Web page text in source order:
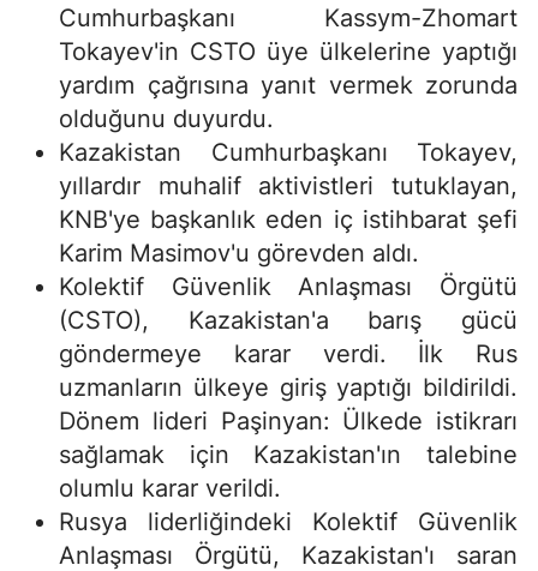
Cumhurbaşkanı Kassym-Zhomart
Tokayev'in CSTO üye ülkelerine yaptığı
yardım çağrısına yanıt vermek zorunda
olduğunu duyurdu.
Kazakistan Cumhurbaşkanı Tokayev,
yıllardır muhalif aktivistleri tutuklayan,
KNB'ye başkanlık eden iç istihbarat şefi
Karim Masimov'u görevden aldı.
Kolektif Güvenlik Anlaşması Örgütü
(CSTO), Kazakistan'a barış gücü
göndermeye karar verdi. İlk Rus
uzmanların ülkeye giriş yaptığı bildirildi.
Dönem lideri Paşinyan: Ülkede istikrarı
sağlamak için Kazakistan'ın talebine
olumlu karar verildi.
Rusya liderliğindeki Kolektif Güvenlik
Anlaşması Örgütü, Kazakistan'ı saran